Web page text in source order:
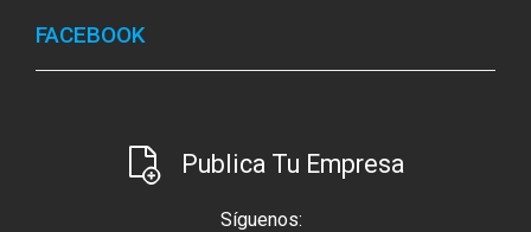
FACEBOOK
Publica Tu Empresa
Síguenos: